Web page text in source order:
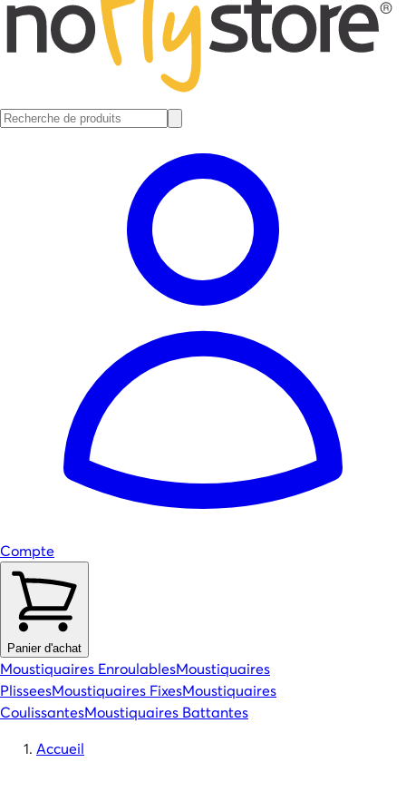
Compte
Panier d'achat
Moustiquaires EnroulablesMoustiquaires
PlisseesMoustiquaires FixesMoustiquaires
CoulissantesMoustiquaires Battantes
Accueil